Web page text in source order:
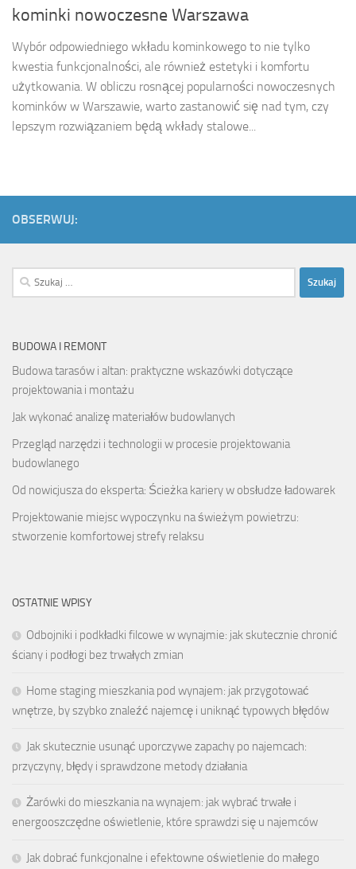
kominki nowoczesne Warszawa
Wybór odpowiedniego wkładu kominkowego to nie tylko
kwestia funkcjonalności, ale również estetyki i komfortu
użytkowania. W obliczu rosnącej popularności nowoczesnych
kominków w Warszawie, warto zastanowić się nad tym, czy
lepszym rozwiązaniem będą wkłady stalowe...
OBSERWUJ:
Szukaj:
BUDOWA I REMONT
Budowa tarasów i altan: praktyczne wskazówki dotyczące
projektowania i montażu
Jak wykonać analizę materiałów budowlanych
Przegląd narzędzi i technologii w procesie projektowania
budowlanego
Od nowicjusza do eksperta: Ścieżka kariery w obsłudze ładowarek
Projektowanie miejsc wypoczynku na świeżym powietrzu:
stworzenie komfortowej strefy relaksu
OSTATNIE WPISY
Odbojniki i podkładki filcowe w wynajmie: jak skutecznie chronić
ściany i podłogi bez trwałych zmian
Home staging mieszkania pod wynajem: jak przygotować
wnętrze, by szybko znaleźć najemcę i uniknąć typowych błędów
Jak skutecznie usunąć uporczywe zapachy po najemcach:
przyczyny, błędy i sprawdzone metody działania
Żarówki do mieszkania na wynajem: jak wybrać trwałe i
energooszczędne oświetlenie, które sprawdzi się u najemców
Jak dobrać funkcjonalne i efektowne oświetlenie do małego